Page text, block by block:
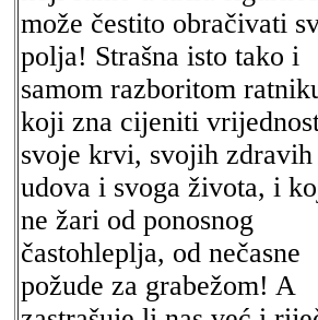
može čestito obračivati
polja! Strašna isto tako i
samom razboritom
koji zna cijeniti
svoje krvi, svojih zdravih
udova i svoga života, i
ne žari od ponosnog
častohleplja, od nečasne
požude za grabežom! A